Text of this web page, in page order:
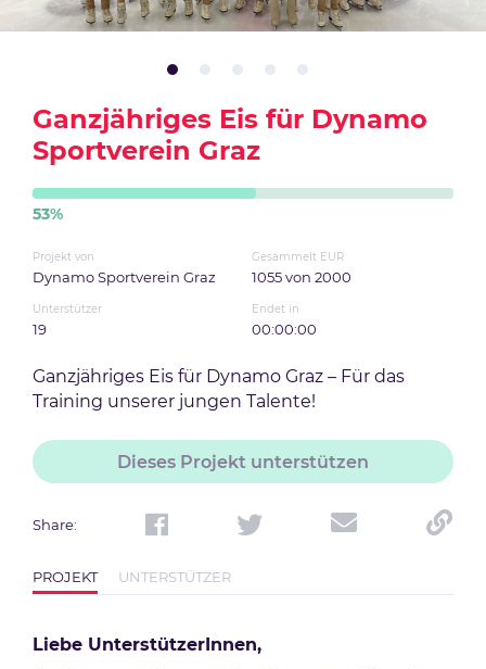
Ganzjähriges Eis für Dynamo
Sportverein Graz
53%
Projekt von
Dynamo Sportverein Graz
Gesammelt EUR
1055 von 2000
Unterstützer
19
Endet in
00:00:00
Ganzjähriges Eis für Dynamo Graz – Für das
Training unserer jungen Talente!
Dieses Projekt unterstützen
Share:
PROJEKT UNTERSTÜTZER
Liebe UnterstützerInnen,